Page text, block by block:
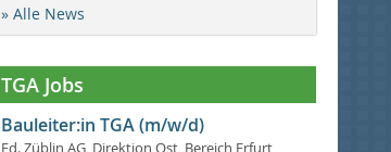
» Alle News
TGA Jobs
Bauleiter:in TGA (m/w/d)
Ed. Züblin AG, Direktion Ost, Bereich Erfurt